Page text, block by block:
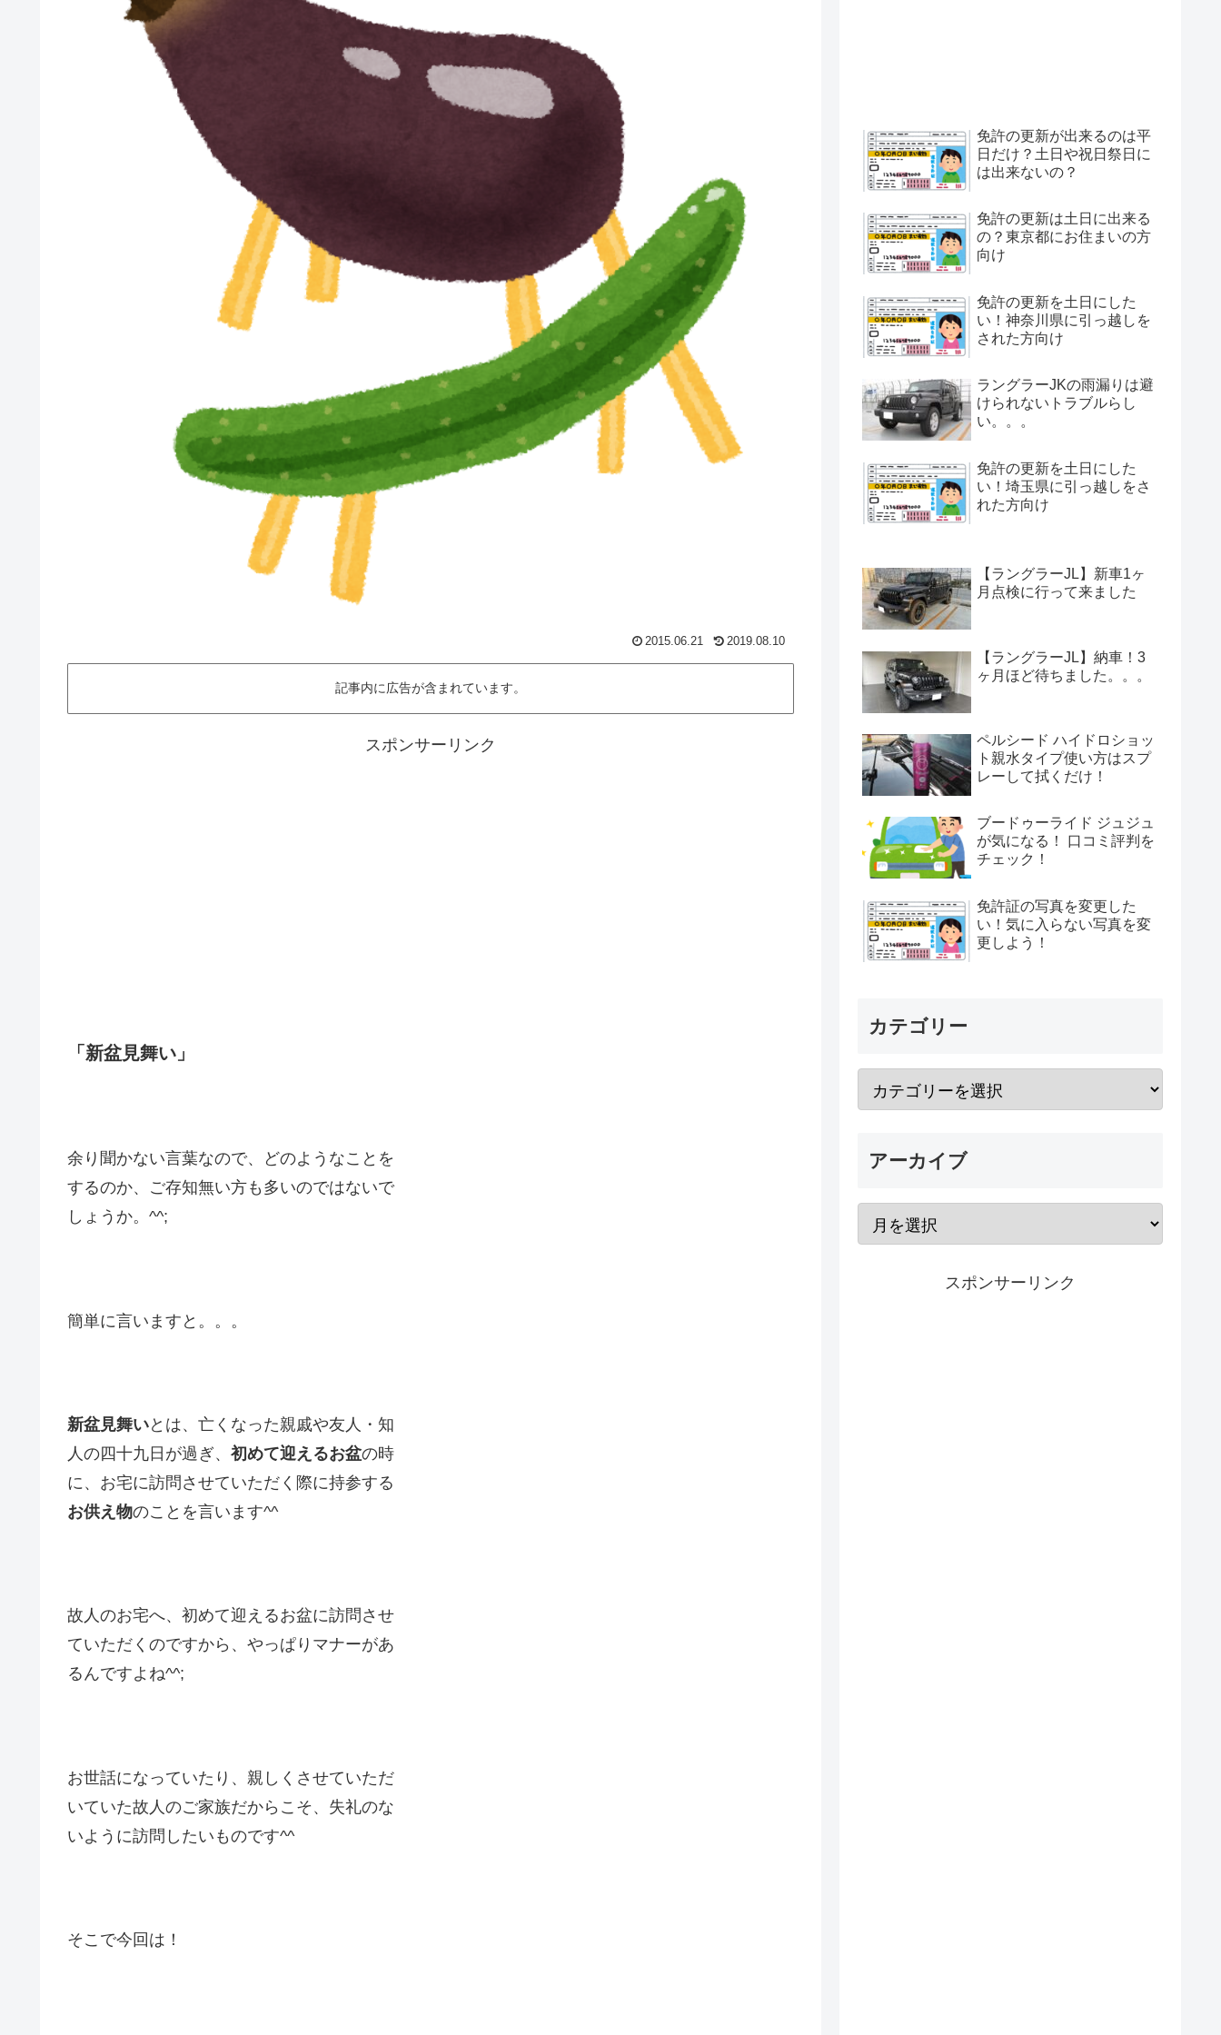
2015.06.21 2019.08.10
記事内に広告が含まれています。
スポンサーリンク
「新盆見舞い」
余り聞かない言葉なので、どのようなことを
するのか、ご存知無い方も多いのではないで
しょうか。^^;
簡単に言いますと。。。
新盆見舞いとは、亡くなった親戚や友人・知
人の四十九日が過ぎ、 初めて迎えるお盆の時
に、お宅に訪問させていただく際に持参する
お供え物のことを言います^^
故人のお宅へ、初めて迎えるお盆に訪問させ
ていただくのですから、やっぱりマナーがあ
るんですよね^^;
お世話になっていたり、親しくさせていただ
いていた故人のご家族だからこそ、失礼のな
いように訪問したいものです^^
そこで今回は！
免許の更新が出来るのは平
日だけ？土日や祝日祭日に
は出来ないの？
免許の更新は土日に出来る
の？東京都にお住まいの方
向け
免許の更新を土日にした
い！神奈川県に引っ越しを
された方向け
ラングラーJKの雨漏りは避
けられないトラブルらし
い。。。
免許の更新を土日にした
い！埼玉県に引っ越しをさ
れた方向け
【ラングラーJL】新車1ヶ
月点検に行って来ました
【ラングラーJL】納車！3
ヶ月ほど待ちました。。。
ペルシード ハイドロショッ
ト親水タイプ使い方はスプ
レーして拭くだけ！
ブードゥーライド ジュジュ
が気になる！ 口コミ評判を
チェック！
免許証の写真を変更した
い！気に入らない写真を変
更しよう！
カテゴリー
アーカイブ
スポンサーリンク